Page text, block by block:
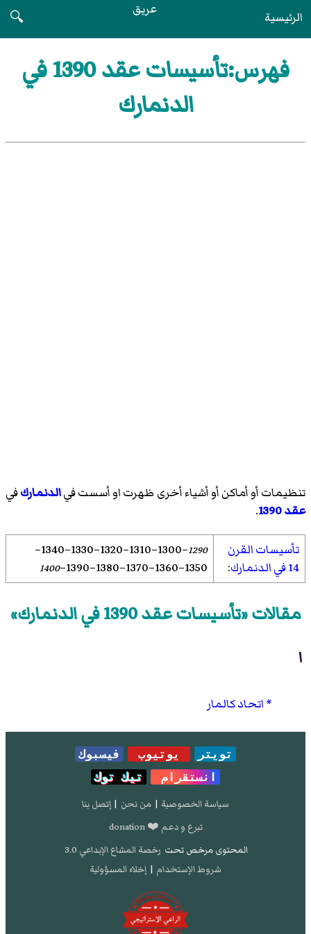
الرئيسية عريق
🔍
فهرس:تأسيسات عقد 1390 في
الدنمارك
تنظيمات أو أماكن أو أشياء أخرى ظهرت او أسست فيالدنماركفي
عقد 1390
.
تأسيسات القرن
14 في الدنمارك
:
1290
–1300
–1310
–1320
–1330
–1340
–
1350
–1360
–1370
–1380
–
1390
–
1400
مقالات «تأسيسات عقد 1390 في الدنمارك»
ا
اتحاد كالمار
تويتر يوتيوب
فيسبوك
انستقرام
تيك توك
سياسة الخصوصية | من نحن | إتصل بنا
تبرع و دعم ❤️ donation
المحتوى مرخص تحت رخصة المشاع الإبداعي 3.0
شروط الإستخدام | إخلاء المسؤولية